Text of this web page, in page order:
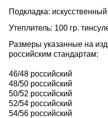
Подкладка:
Утеплитель: 100 гр.
Размеры указанные на
российским стандартам:
46/48 российский
48/50 российский
50/52 российский
52/54 российский
54/56 российский